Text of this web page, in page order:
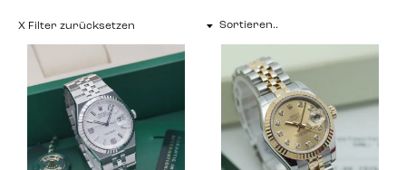
X Filter zurücksetzen